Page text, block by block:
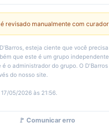
revisado manualmente com
esteja ciente que você
que este é um grupo
o administrador do grupo. O
do nosso site.
05/2026 às 21:56.
🚩 Comunicar erro